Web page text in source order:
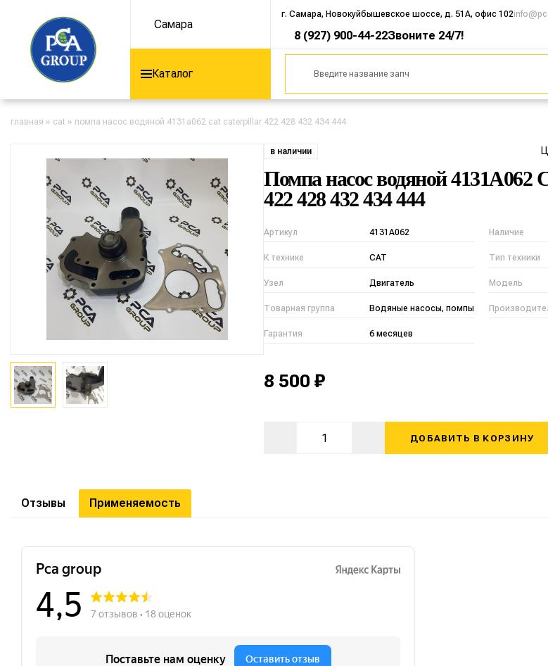
Самара
г. Самара, Новокуйбышевское шоссе, д. 51А, офис 102
8 (927) 900-44-22Звоните 24/7!
Каталог
главная » cat » помпа насос водяной 4131a062 cat caterpillar 422 428 432 434 444
в наличии
Помпа насос водяной 4131A062
422 428 432 434 444
Артикул 4131A062 Наличие
К технике CAT Тип техники
Узел Двигатель Модель
Товарная группа Водяные насосы, помпы
Гарантия 6 месяцев
8 500 ₽
ДОБАВИТЬ В КОРЗИНУ
Отзывы Применяемость